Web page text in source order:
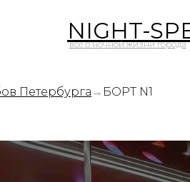
NIGHT-
все о ночной жизни города
Петербурга → БOРT N1